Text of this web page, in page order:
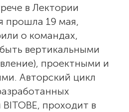
в Лектории
прошла 19 мая,
о командах,
вертикальными
проектными и
Авторский цикл
проходит в